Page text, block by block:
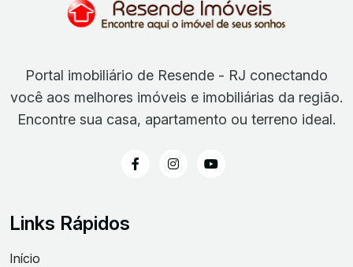
Portal imobiliário de Resende - RJ conectando
você aos melhores imóveis e imobiliárias da região.
Encontre sua casa, apartamento ou terreno ideal.
Links Rápidos
Início